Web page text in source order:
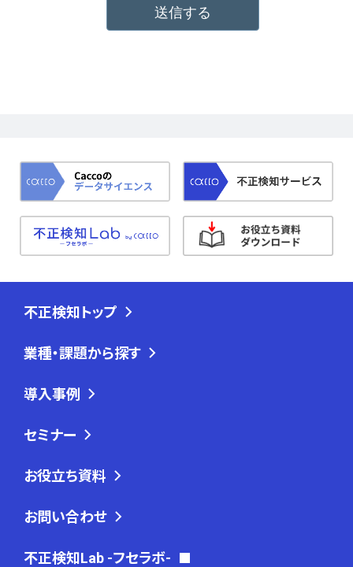
不正検知トップ
業種・課題から探す
導入事例
セミナー
お役立ち資料
お問い合わせ
不正検知Lab -フセラボ-